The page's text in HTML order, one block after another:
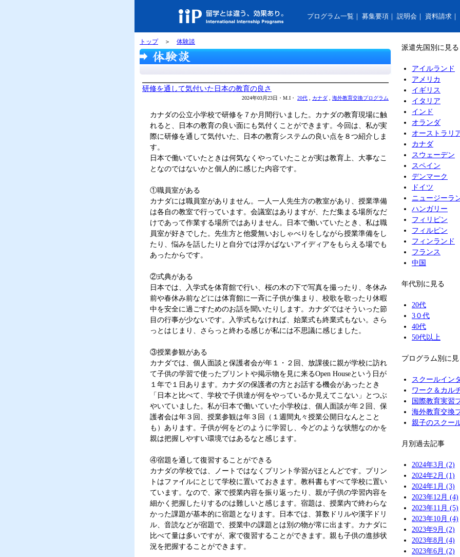
プログラム一覧 ｜ 募集要項 ｜ 説明会 ｜ 資料請求 ｜
トップ＞ 体験談
研修を通して気付いた日本の教育の良さ
2024年03月23日・M.I・ 20代 カナダ 海外教育交換プログラム
カナダの公立小学校で研修を７か月間行いました。カナダの教育現場に触
れると、日本の教育の良い面にも気付くことができます。今回は、私が実
際に研修を通して気付いた、日本の教育システムの良い点を８つ紹介しま
す。
日本で働いていたときは何気なくやっていたことが実は教育上、大事なこ
となのではないかと個人的に感じた内容です。
①職員室がある
カナダには職員室がありません。一人一人先生方の教室があり、授業準備
は各自の教室で行っています。会議室はありますが、ただ集まる場所なだ
けであって作業する場所ではありません。日本で働いていたとき、私は職
員室が好きでした。先生方と他愛無いおしゃべりをしながら授業準備をし
たり、悩みを話したりと自分では浮かばないアイディアをもらえる場でも
あったからです。
②式典がある
日本では、入学式を体育館で行い、桜の木の下で写真を撮ったり、冬休み
前や春休み前などには体育館に一斉に子供が集まり、校歌を歌ったり休暇
中を安全に過ごすためのお話を聞いたりします。カナダではそういった節
目の行事が少ないです。入学式もなければ、始業式も終業式もない。さら
っとはじまり、さらっと終わる感じが私には不思議に感じました。
③授業参観がある
カナダでは、個人面談と保護者会が年１・２回、放課後に親が学校に訪れ
て子供の学習で使ったプリントや掲示物を見に来るOpen Houseという日が
１年で１日あります。カナダの保護者の方とお話する機会があったとき
「日本と比べて、学校で子供達が何をやっているか見えてこない」とつぶ
やいていました。私が日本で働いていた小学校は、個人面談が年２回、保
護者会は年３回、授業参観は年３回（１週間丸々授業公開日なんとこと
も）あります。子供が何をどのように学習し、今どのような状態なのかを
親は把握しやすい環境ではあるなと感じます。
④宿題を通して復習することができる
カナダの学校では、ノートではなくプリント学習がほとんどです。プリン
トはファイルにとじて学校に置いておきます。教科書もすべて学校に置い
ています。なので、家で授業内容を振り返ったり、親が子供の学習内容を
細かく把握したりするのは難しいと感じます。宿題は、授業内で終わらな
かった課題が基本的に宿題となります。日本では、算数ドリルや漢字ドリ
ル、音読などが宿題で、授業中の課題とは別の物が常に出ます。カナダに
比べて量は多いですが、家で復習することができます。親も子供の進捗状
況を把握することができます。
派遣先国別に見る
アイルランド
アメリカ
イギリス
イタリア
インド
オランダ
オーストラリ
カナダ
スウェーデン
スペイン
デンマーク
ドイツ
ニュージーラ
ハンガリー
フィリピン
フィルピン
フィンランド
フランス
中国
年代別に見る
20代
3０代
40代
50代以上
プログラム別に
スクールイン
ワーク＆カル
国際教育実習
海外教育交換
親子のスクー
月別過去記事
2024年3月 (2)
2024年2月 (1)
2024年1月 (3)
2023年12月 (4)
2023年11月 (5)
2023年10月 (4)
2023年9月 (2)
2023年8月 (4)
2023年6月 (2)